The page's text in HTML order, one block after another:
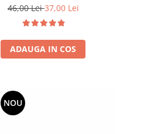
46,00 Lei37,00 Lei
ADAUGA IN COS
NOU